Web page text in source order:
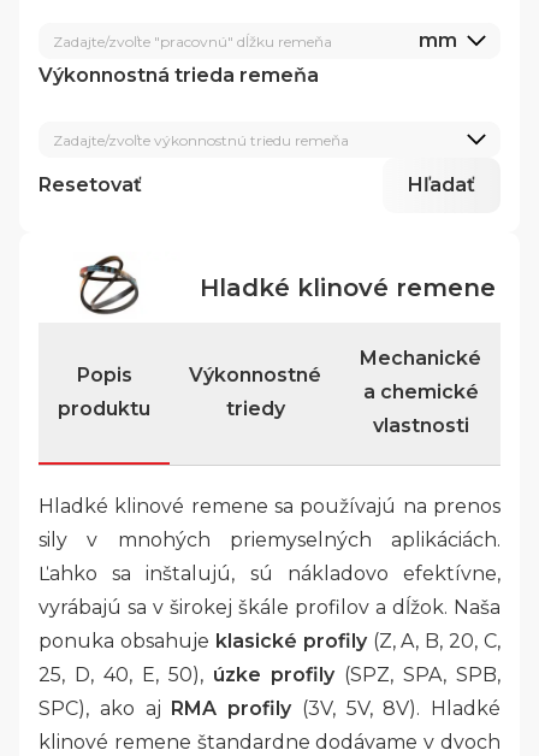
Zadajte/zvoľte "pracovnú" dĺžku remeňa
mm
Výkonnostná trieda remeňa
Zadajte/zvoľte výkonnostnú triedu remeňa
Resetovať Hľadať
Hladké klinové remene
Popis
produktu
Výkonnostné
triedy
Mechanické
a chemické
vlastnosti
Hladké klinové remene sa používajú na prenos
sily v mnohých priemyselných aplikáciách.
Ľahko sa inštalujú, sú nákladovo efektívne,
vyrábajú sa v širokej škále profilov a dĺžok. Naša
ponuka obsahuje klasické profily(Z, A, B, 20, C,
25, D, 40, E, 50), úzke profily (SPZ, SPA, SPB,
SPC), ako aj
RMA profily(3V, 5V, 8V). Hladké
klinové remene štandardne dodávame v dvoch